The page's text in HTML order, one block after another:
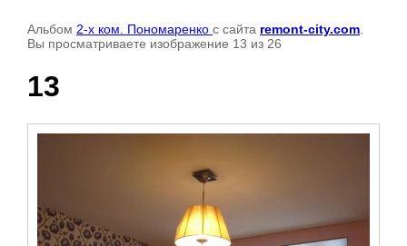
Альбом 2-х ком. Пономаренко с сайта remont-city.com
Вы просматриваете изображение 13 из 26
13